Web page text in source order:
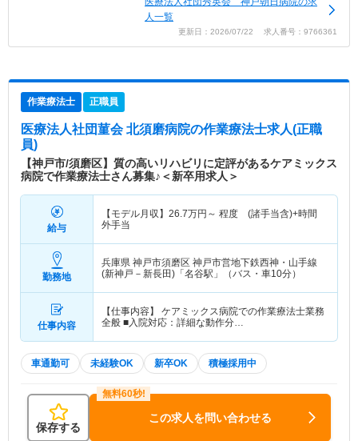
人一覧
更新日：2026/07/22 求人番号：9766361
作業療法士 正職員
医療法人社団菫会 北須磨病院の作業療法士求人(正職
員)
【神戸市/須磨区】質の高いリハビリに定評があるケアミックス
病院で作業療法士さん募集♪＜新卒用求人＞
給与
【モデル月収】 26.7万円～ 程度 (諸手当含)+時間
外手当
勤務地
兵庫県 神戸市須磨区 神戸市営地下鉄西神・山手線
(新神戸－新長田)「名谷駅」（バス・車10分）
仕事内容
【仕事内容】 ケアミックス病院での作業療法士業務
全般 ■入院対応：詳細な動作分…
車通勤可 未経験OK 新卒OK 積極採用中
保存する
この求人を問い合わせる